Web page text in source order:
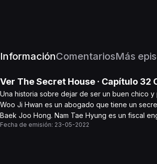
InformaciónComentariosMás
Ver The Secret House · Capítulo 32
Una historia sobre dejar de ser un buen chico
Woo Ji Hwan es un abogado que tiene un
Baek Joo Hong. Nam Tae Hyung es un fiscal
Fecha de emisión: 23-05-2022